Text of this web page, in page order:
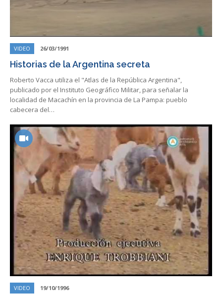
VIDEO 26/03/1991
Historias de la Argentina secreta
Roberto Vacca utiliza el "Atlas de la República Argentina",
publicado por el Instituto Geográfico Militar, para señalar la
localidad de Macachín en la provincia de La Pampa: pueblo
cabecera del…
VIDEO 19/10/1996